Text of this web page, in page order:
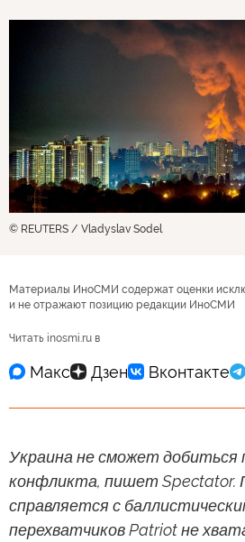
© REUTERS / Vladyslav Sodel
Материалы ИноСМИ содержат оценки
и не отражают позицию редакции ИноСМИ
Читать inosmi.ru в
Украина не сможет добиться
конфликта, пишет Spectator.
справляется с
перехватчиков Patriot не